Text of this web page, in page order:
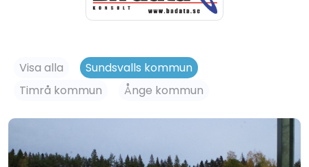
Visa alla
Sundsvalls kommun
Timrå kommun
Ånge kommun